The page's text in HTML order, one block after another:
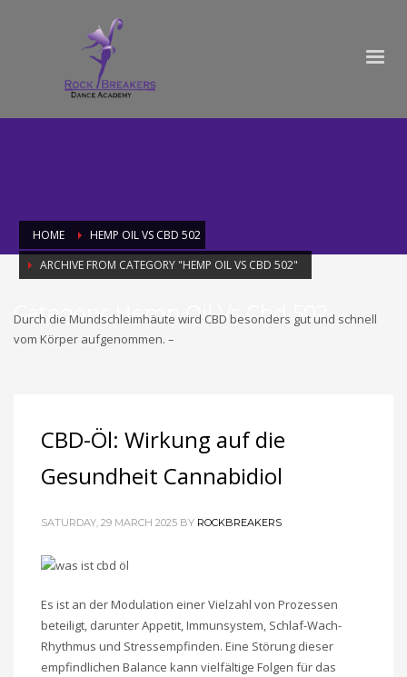
HOME
HEMP OIL VS CBD 502
ARCHIVE FROM CATEGORY "HEMP OIL VS CBD 502"
Category: Hemp Oil Vs Cbd 502
Durch die Mundschleimhäute wird CBD besonders gut und schnell
vom Körper aufgenommen. –
CBD-Öl: Wirkung auf die
Gesundheit Cannabidiol
SATURDAY, 29 MARCH 2025 BY ROCKBREAKERS
Es ist an der Modulation einer Vielzahl von Prozessen
beteiligt, darunter Appetit, Immunsystem, Schlaf-Wach-
Rhythmus und Stressempfinden. Eine Störung dieser
empfindlichen Balance kann vielfältige Folgen für das